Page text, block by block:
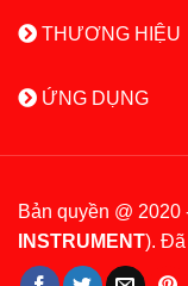
THƯƠNG HIỆU
ỨNG DỤNG
Bản quyền @ 2020
INSTRUMENT).